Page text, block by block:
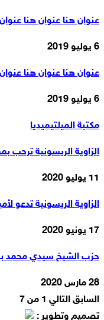
عنوان هنا عنوان هنا
6 يوليو 2019
عنوان هنا عنوان هنا
6 يوليو 2019
مكتبة الميلتيميديا
الزاوية الريسونية ترحب
11 يوليو 2020
الزاوية الريسونية تدعو
17 يونيو 2020
حزب الشيخ سيدي محمد
28 مارس 2020
السابق التالي 1 من 7
تصميم وتطوير :